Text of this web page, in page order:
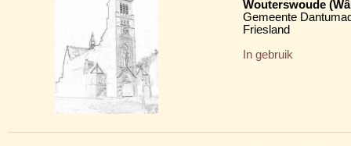
Wouterswoude
Gemeente
Friesland
In gebruik